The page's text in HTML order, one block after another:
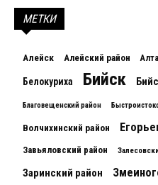
МЕТКИ
Алейск Алейский район
Белокуриха Бийск
Благовещенский район
Волчихинский район
Завьяловский район
Заринский район